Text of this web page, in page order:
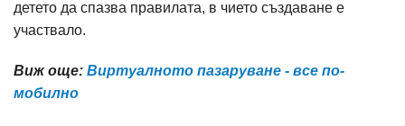
детето да спазва правилата, в чието създаване е
участвало.
Виж още: Виртуалното пазаруване - все по-
мобилно